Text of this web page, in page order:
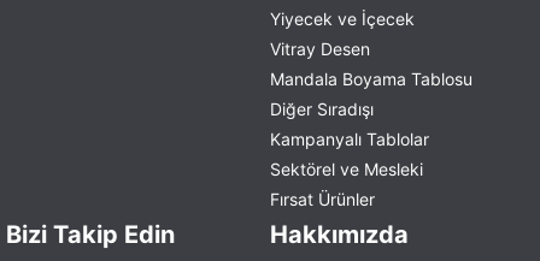
Yiyecek ve İçecek
Vitray Desen
Mandala Boyama Tablosu
Diğer Sıradışı
Kampanyalı Tablolar
Sektörel ve Mesleki
Fırsat Ürünler
Bizi Takip Edin Hakkımızda